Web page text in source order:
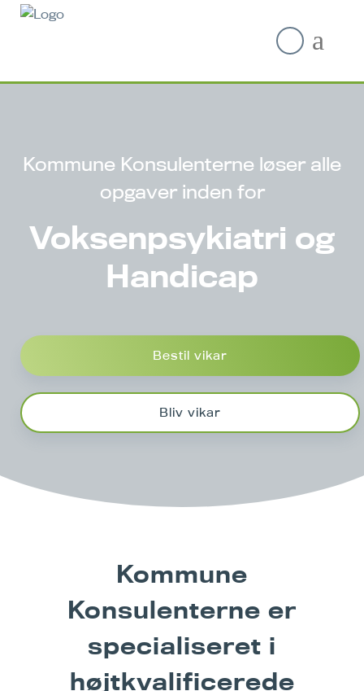
Kommune Konsulenterne løser alle
opgaver inden for
Voksenpsykiatri og
Handicap
Bestil vikar
Bliv vikar
Kommune
Konsulenterne er
specialiseret i
højtkvalificerede